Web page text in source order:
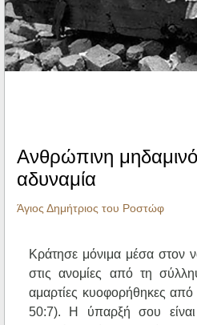
Ηχητικά
Ανθρώπινη
αδυναμία
Άγιος Δημήτριος του Ροστώφ
Κράτησε μόνιμα μέσα στον
στις ανομίες από τη
αμαρτίες κυοφορήθηκες
50:7). Η ύπαρξή σου